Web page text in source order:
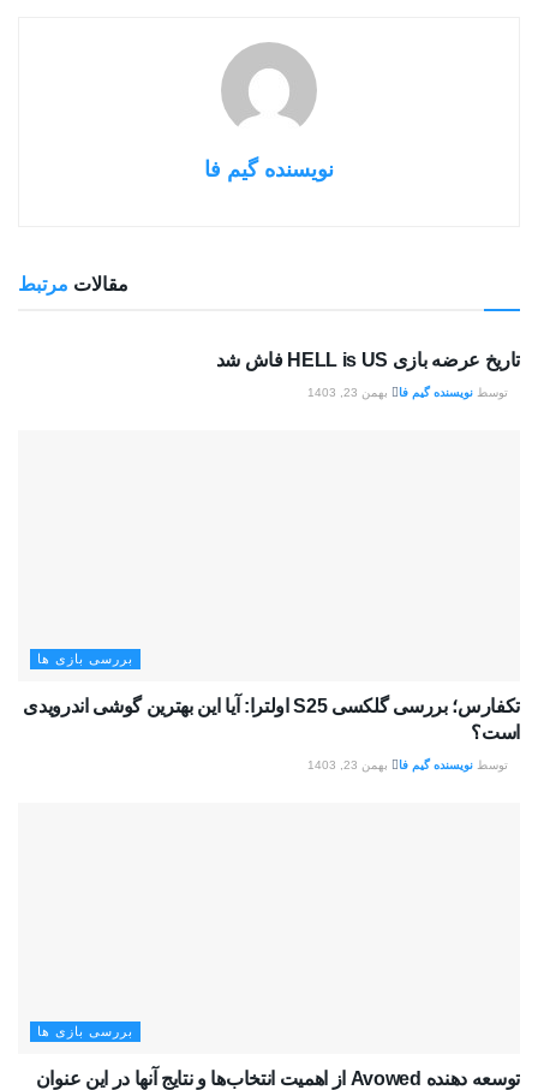
نویسنده گیم فا
مقالات مرتبط
تاریخ عرضه بازی HELL is US فاش شد
توسط نویسنده گیم فا بهمن 23, 1403
بررسی بازی ها
تکفارس؛ بررسی گلکسی S25 اولترا: آیا این بهترین گوشی اندرویدی
است؟
توسط نویسنده گیم فا بهمن 23, 1403
بررسی بازی ها
توسعه دهنده Avowed از اهمیت انتخاب‌ها و نتایج آنها در این عنوان